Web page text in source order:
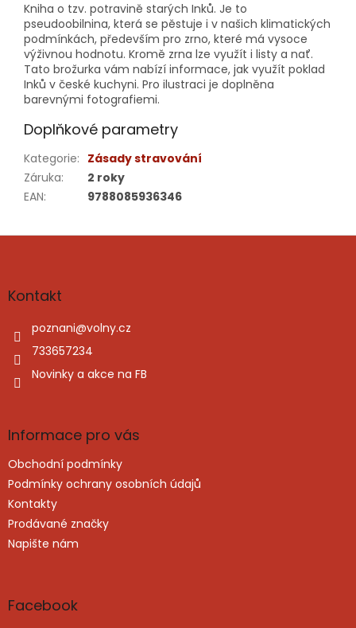
Kniha o tzv. potravině starých Inků. Je to
pseudoobilnina, která se pěstuje i v našich klimatických
podmínkách, především pro zrno, které má vysoce
výživnou hodnotu. Kromě zrna lze využít i listy a nať.
Tato brožurka vám nabízí informace, jak využít poklad
Inků v české kuchyni. Pro ilustraci je doplněna
barevnými fotografiemi.
Doplňkové parametry
Kategorie: Zásady stravování
Záruka:
2 roky
EAN: 9788085936346
Z
aKontakt
poznani@volny.cz
733657234
Novinky a akce na FB
Informace pro vás
Obchodní podmínky
Podmínky ochrany osobních údajů
Kontakty
Prodávané značky
Napište nám
Facebook